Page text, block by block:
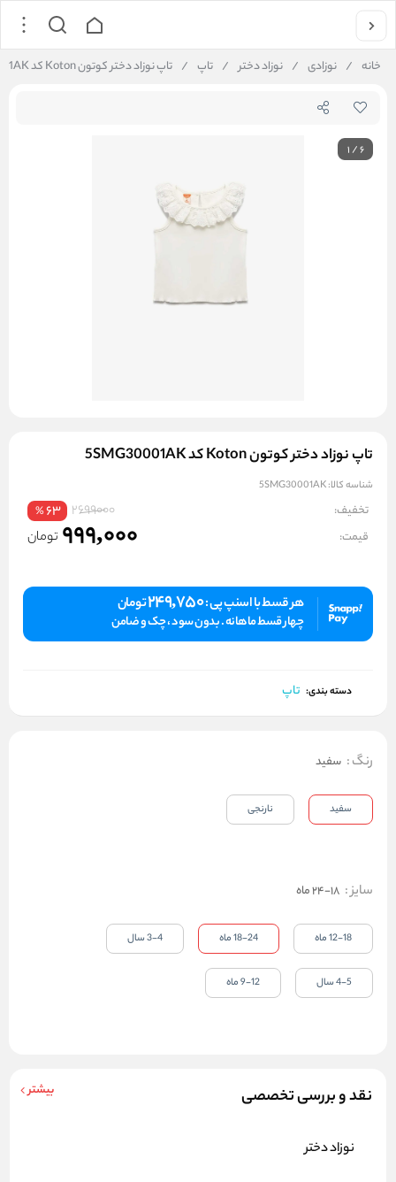
خانه / نوزادی / نوزاد دختر / تاپ / تاپ نوزاد دختر کوتون Koton کد 5SMG30001AK
1/6
تاپ نوزاد دختر کوتون Koton کد 5SMG30001AK
شناسه کالا:5SMG30001AK
تخفیف: 2699000
63
%
قیمت: 999,000 تومان
هر قسط با اسنپ پی :249,750تومان
چهار قسط ماهانه . بدون سود ، چک و ضامن
دسته بندی: تاپ
نقد و بررسی تخصصی بیشتر
نوزاد دختر
رنگ: سفید
سفید نارنجی
سایز: 18-24 ماه
12-18 ماه 18-24 ماه 3-4 سال
4-5 سال 9-12 ماه